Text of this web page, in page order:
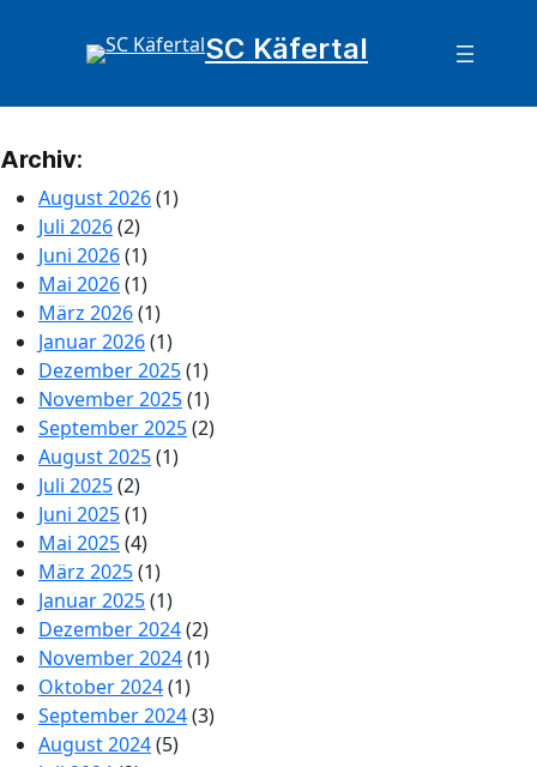
SC Käfertal
Archiv:
August 2026(1)
Juli 2026(2)
Juni 2026(1)
Mai 2026(1)
März 2026(1)
Januar 2026(1)
Dezember 2025(1)
November 2025(1)
September 2025(2)
August 2025(1)
Juli 2025(2)
Juni 2025(1)
Mai 2025(4)
März 2025(1)
Januar 2025(1)
Dezember 2024(2)
November 2024(1)
Oktober 2024(1)
September 2024(3)
August 2024(5)